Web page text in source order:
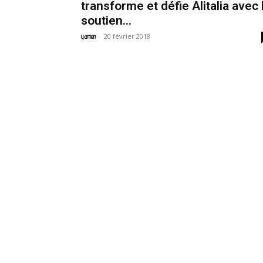
transforme et défie Alitalia avec
soutien...
yamen - 20 février 2018